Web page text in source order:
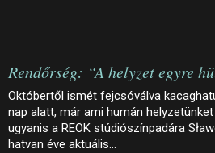
Rendőrség: “A helyzet egyre
Októbertől ismét fejcsóválva
nap alatt, már ami humán
ugyanis a REÖK stúdiószínpadára
hatvan éve aktuális…